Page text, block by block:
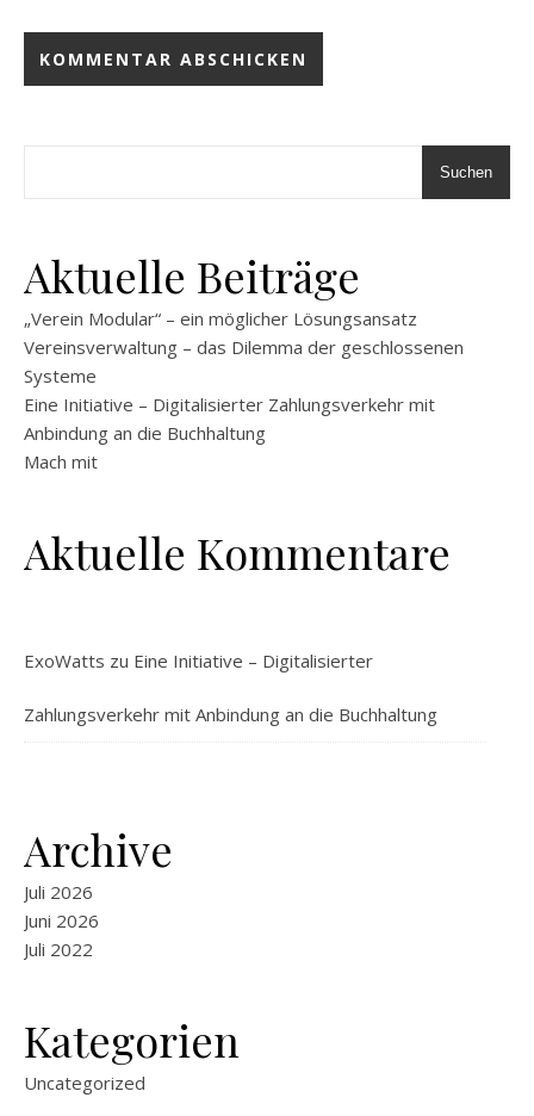
Suchen
Aktuelle Beiträge
„Verein Modular“ – ein möglicher Lösungsansatz
Vereinsverwaltung – das Dilemma der geschlossenen
Systeme
Eine Initiative – Digitalisierter Zahlungsverkehr mit
Anbindung an die Buchhaltung
Mach mit
Aktuelle Kommentare
ExoWatts zu Eine Initiative – Digitalisierter
Zahlungsverkehr mit Anbindung an die Buchhaltung
Archive
Juli 2026
Juni 2026
Juli 2022
Kategorien
Uncategorized